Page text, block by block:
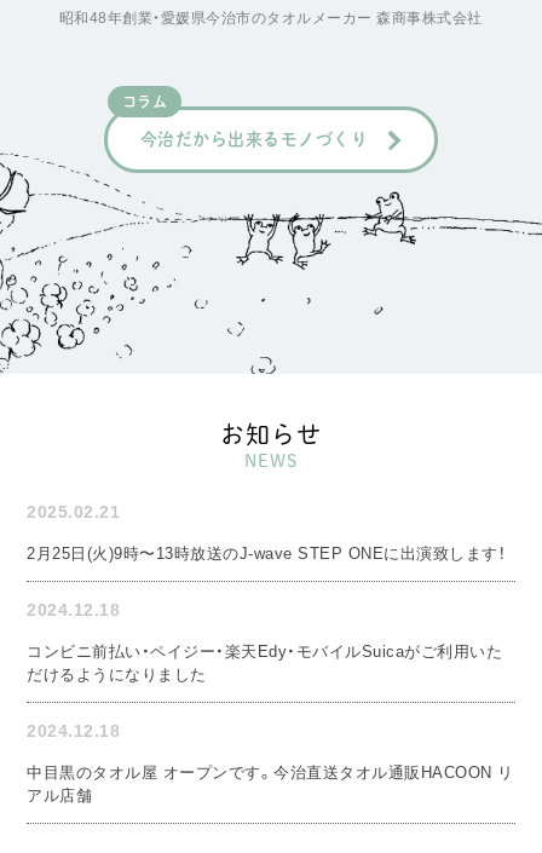
昭和48年創業・愛媛県今治市のタオルメーカー 森商事株式会社
コラム
今治だから出来るモノづくり
お知らせ
NEWS
2025.02.21
2月25日(火)9時〜13時放送のJ-wave STEP ONEに出演致します！
2024.12.18
コンビニ前払い・ペイジー・楽天Edy・モバイルSuicaがご利用いた
だけるようになりました
2024.12.18
中目黒のタオル屋 オープンです。今治直送タオル通販HACOON リ
アル店舗